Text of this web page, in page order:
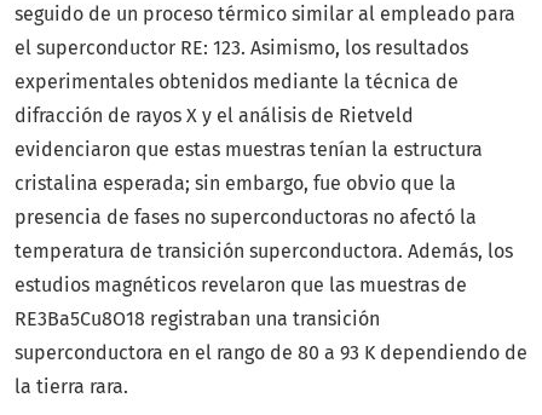
seguido de un proceso térmico similar al empleado para
el superconductor RE: 123. Asimismo, los resultados
experimentales obtenidos mediante la técnica de
difracción de rayos X y el análisis de Rietveld
evidenciaron que estas muestras tenían la estructura
cristalina esperada; sin embargo, fue obvio que la
presencia de fases no superconductoras no afectó la
temperatura de transición superconductora. Además, los
estudios magnéticos revelaron que las muestras de
RE3Ba5Cu8O18 registraban una transición
superconductora en el rango de 80 a 93 K dependiendo de
la tierra rara.